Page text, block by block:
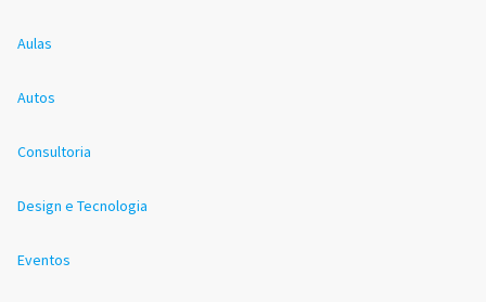
Aulas
Autos
Consultoria
Design e Tecnologia
Eventos